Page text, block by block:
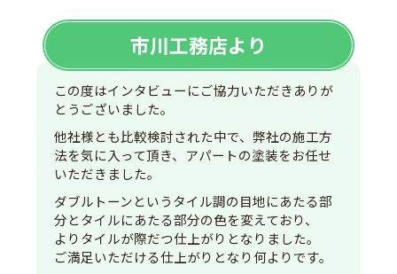
市川工務店より
この度はインタビューにご協力いただきありが
とうございました。
他社様とも比較検討された中で、弊社の施工方
法を気に入って頂き、アパートの塗装をお任せ
いただきました。
ダブルトーンというタイル調の目地にあたる部
分とタイルにあたる部分の色を変えており、
よりタイルが際だつ仕上がりとなりました。
ご満足いただける仕上がりとなり何よりです。